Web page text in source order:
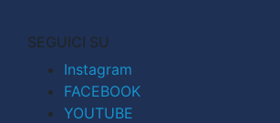
SEGUICI SU
Instagram
FACEBOOK
YOUTUBE